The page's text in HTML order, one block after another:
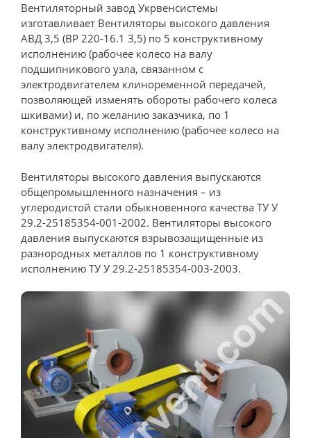
Вентиляторный завод Укрвенсистемы
изготавливает Вентиляторы высокого давления
АВД 3,5 (ВР 220-16.1 3,5) по 5 конструктивному
исполнению (рабочее колесо на валу
подшипникового узла, связанном с
электродвигателем клиноременной передачей,
позволяющей изменять обороты рабочего колеса
шкивами) и, по желанию заказчика, по 1
конструктивному исполнению (рабочее колесо на
валу электродвигателя).
Вентиляторы высокого давления выпускаются
общепромышленного назначения – из
углеродистой стали обыкновенного качества ТУ У
29.2-25185354-001-2002. Вентиляторы высокого
давления выпускаются взрывозащищенные из
разнородных металлов по 1 конструктивному
исполнению ТУ У 29.2-25185354-003-2003.